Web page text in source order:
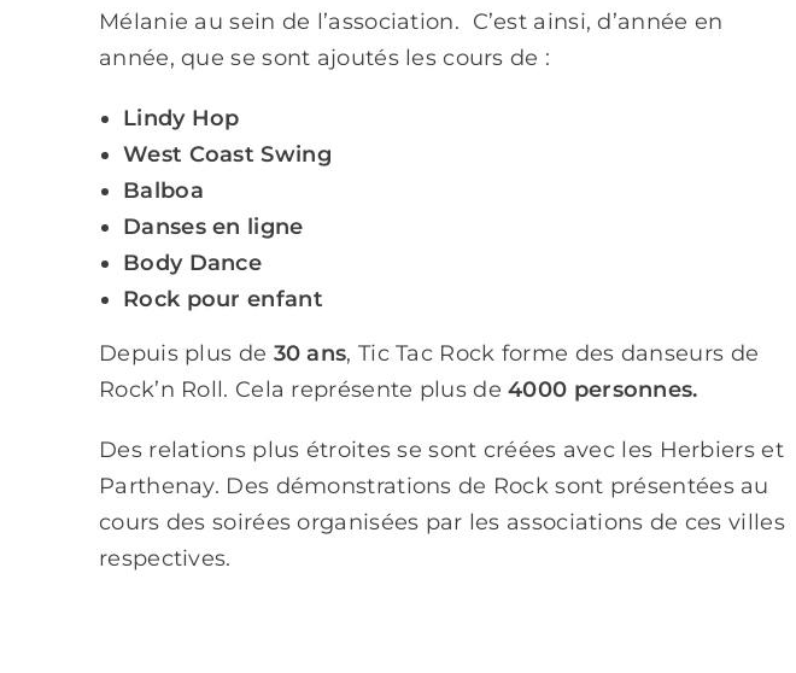
Mélanie au sein de l’association. C’est ainsi, d’année en
année, que se sont ajoutés les cours de :
Lindy Hop
West Coast Swing
Balboa
Danses en ligne
Body Dance
Rock pour enfant
Depuis plus de 30 ans, Tic Tac Rock forme des danseurs de
Rock’n Roll. Cela représente plus de4000 personnes.
Des relations plus étroites se sont créées avec les Herbiers et
Parthenay. Des démonstrations de Rock sont présentées au
cours des soirées organisées par les associations de ces villes
respectives.